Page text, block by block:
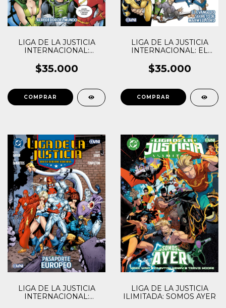
LIGA DE LA JUSTICIA
INTERNACIONAL:
MUNDO
$35.000
LIGA DE LA JUSTICIA
INTERNACIONAL: EL
DE MAXWELL LORD
$35.000
LIGA DE LA JUSTICIA
INTERNACIONAL:
LIGA DE LA JUSTICIA
ILIMITADA: SOMOS AYER